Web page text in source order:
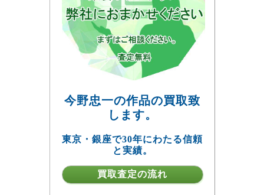
今野忠一の作品の買取致
します。
東京・銀座で30年にわたる信頼
と実績。
買取査定の流れ